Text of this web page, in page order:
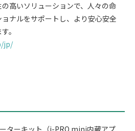
高いソリューションで、人々の命
ナルをサポートし、より安心安全
。
jp/